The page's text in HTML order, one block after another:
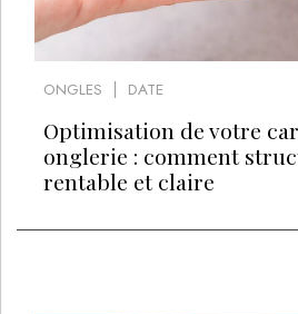
ONGLES DATE
Optimisation de votre
onglerie : comment
rentable et claire